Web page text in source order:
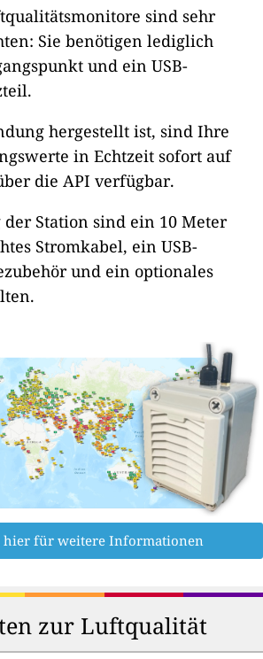
sind sehr
Sie benötigen lediglich
und ein USB-
hergestellt ist, sind Ihre
in Echtzeit sofort auf
die API verfügbar.
Station sind ein 10 Meter
Stromkabel, ein USB-
und ein optionales
hier für weitere Informationen
zur Luftqualität